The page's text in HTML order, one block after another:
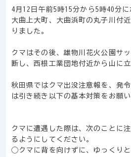
4月12日午前5時15分から5時40分に
大曲上大町、大曲浜町の丸子川付
りました。
クマはその後、雄物川花火公園サ
断し、西根工業団地付近から山に
秋田県ではクマ出没注意報を、発
は引き続き以下の基本対策をお願い
クマに遭遇した際は、次のことに
るようにしてください。
◯クマに背を向けずに、ゆっくり